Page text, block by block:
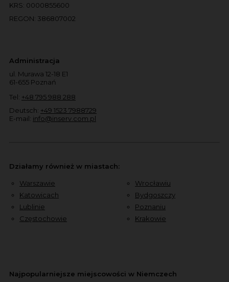
KRS: 0000855600
REGON: 386807002
Administracja
ul. Murawa 12-18 E1
61-655 Poznań
Tel: +48 795 988 288
Deutsch: +49 1523 7988729
E-mail: info@inserv.com.pl
Działamy również w miastach:
Warszawie
Katowicach
Lublinie
Częstochowie
Wrocławiu
Bydgoszczy
Poznaniu
Krakowie
Najpopularniejsze miejscowości w Niemczech